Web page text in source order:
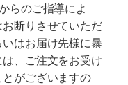
らのご指導によ
断りさせていただ
はお届け先様に暴
、ご注文をお受け
がございますの